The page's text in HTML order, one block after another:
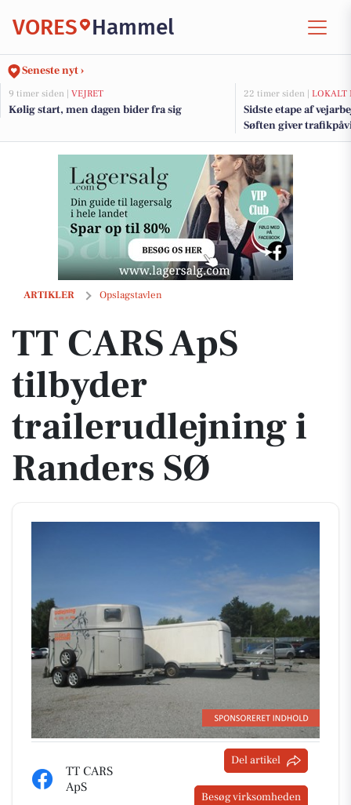
VORES Hammel
Seneste nyt ›
9 timer siden | VEJRET
Kølig start, men dagen bider fra sig
22 timer siden | LOKALT
Sidste etape af
Søften giver
kommende uger
ARTIKLER Opslagstavlen
TT CARS ApS tilbyder trailerudlejning i Randers SØ
TT CARS ApS
tilbyder
trailerudlejning i
Randers SØ
TT CARS
ApS
Del artikel
Besøg virksomheden